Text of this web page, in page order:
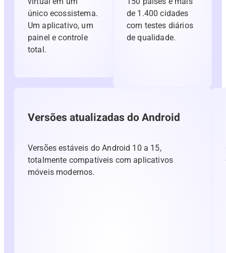
único ecossistema.
Um aplicativo, um
painel e controle
total.
de 1.400 cidades
com testes diários
de qualidade.
Versões atualizadas do Android
Versões estáveis ​​do Android 10 a 15,
totalmente compatíveis com aplicativos
móveis modernos.